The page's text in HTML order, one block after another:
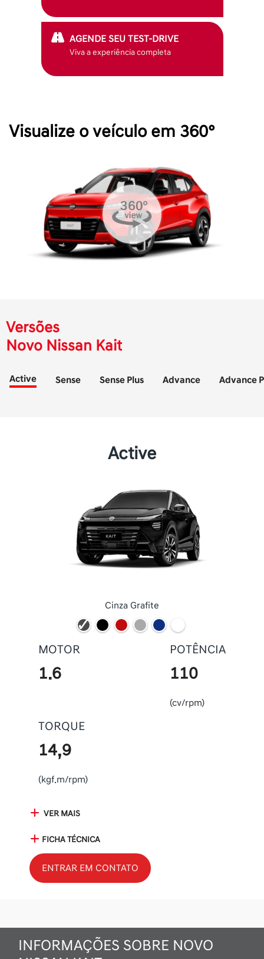
AGENDE SEU TEST-DRIVE
Viva a experiência completa
Visualize o veículo em 360°
Versões
Novo Nissan Kait
Active Sense Sense Plus Advance Advance
Active
Cinza Grafite
MOTOR
1.6
POTÊNCIA
110
(cv/rpm)
TORQUE
14,9
(kgf.m/rpm)
VER MAIS
FICHA TÉCNICA
ENTRAR EM CONTATO
INFORMAÇÕES SOBRE NOVO